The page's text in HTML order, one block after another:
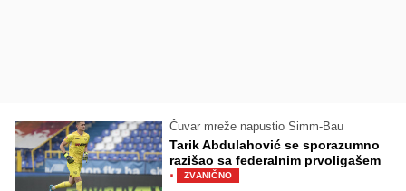
Čuvar mreže napustio Simm-Bau
Tarik Abdulahović se sporazumno
razišao sa federalnim prvoligašem
· ZVANIČNO